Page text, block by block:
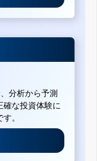
分析から予測
確な投資体験に
。